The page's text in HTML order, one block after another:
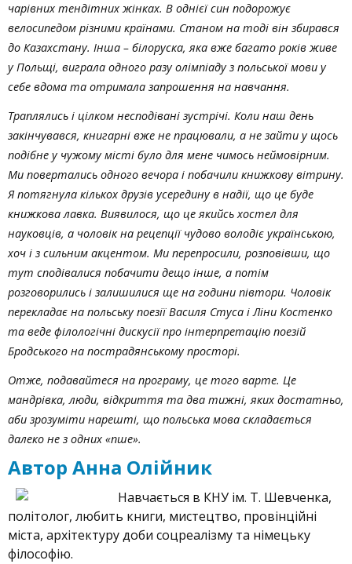
чарівних тендітних жінках. В однієї син подорожує
велосипедом різними країнами. Станом на тоді він збирався
до Казахстану. Інша – білоруска, яка вже багато років живе
у Польщі, виграла одного разу олімпіаду з польської мови у
себе вдома та отримала запрошення на навчання.
Траплялись і цілком несподівані зустрічі. Коли наш день
закінчувався, книгарні вже не працювали, а не зайти у щось
подібне у чужому місті було для мене чимось неймовірним.
Ми повертались одного вечора і побачили книжкову вітрину.
Я потягнула кількох друзів усередину в надії, що це буде
книжкова лавка. Виявилося, що це якийсь хостел для
науковців, а чоловік на рецепції чудово володіє українською,
хоч і з сильним акцентом. Ми перепросили, розповівши, що
тут сподівалися побачити дещо інше, а потім
розговорились і залишилися ще на години півтори. Чоловік
перекладає на польську поезії Василя Стуса і Ліни Костенко
та веде філологічні дискусії про інтерпретацію поезій
Бродського на пострадянському просторі.
Отже, подавайтеся на програму, це того варте. Це
мандрівка, люди, відкриття та два тижні, яких достатньо,
аби зрозуміти нарешті, що польська мова складається
далеко не з одних «пше».
Автор Анна Олійник
Навчається в КНУ ім. Т. Шевченка,
політолог, любить книги, мистецтво, провінційні
міста, архітектуру доби соцреалізму та німецьку
філософію.